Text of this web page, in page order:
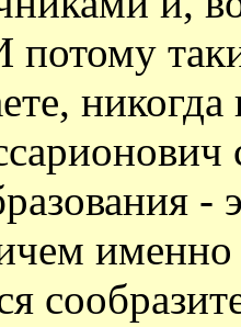
потому
никогда
-
именно